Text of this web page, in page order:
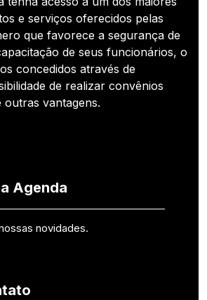
e serviços oferecidos pelas
que favorece a segurança de
de seus funcionários, o
concedidos através de
de realizar convênios
outras vantagens.
Agenda
novidades.